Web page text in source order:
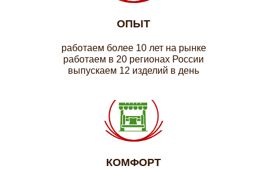
ОПЫТ
работаем более 10 лет на рынке
работаем в 20 регионах России
выпускаем 12 изделий в день
КОМФОРТ